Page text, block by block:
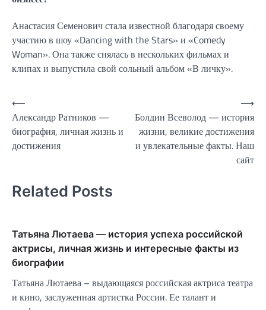
Анастасия Семенович стала известной благодаря своему
участию в шоу «Dancing with the Stars» и «Comedy
Woman». Она также снялась в нескольких фильмах и
клипах и выпустила свой сольный альбом «В личку».
Навигация
по
записям
⟵
Александр Ратников —
биография, личная жизнь и
достижения
Болдин Всеволод — история
жизни, великие достижения
и увлекательные факты. Наш
сайт
⟶
Related Posts
Татьяна Лютаева — история успеха российской
актрисы, личная жизнь и интересные факты из
биографии
Татьяна Лютаева – выдающаяся российская актриса театра
и кино, заслуженная артистка России. Ее талант и